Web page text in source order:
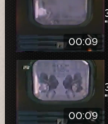
00:09
00:09